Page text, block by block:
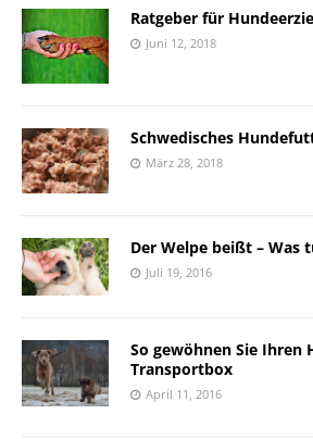
Ratgeber für
Juni 12, 2018
Schwedisches
März 28, 2018
Der Welpe beißt – Was
Juli 19, 2016
So gewöhnen Sie Ihren
Transportbox
April 11, 2016